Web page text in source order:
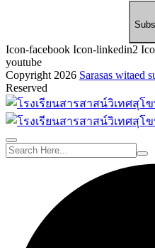
Icon-facebook Icon-linkedin2
youtube
Copyright 2026 Sarasas witaed
Reserved